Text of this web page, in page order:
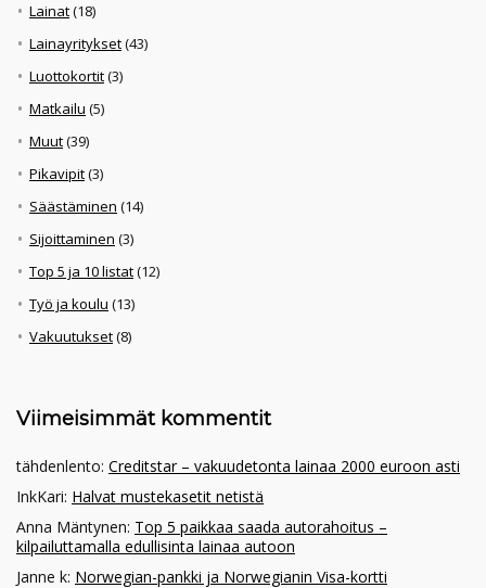
Lainat(18)
Lainayritykset(43)
Luottokortit(3)
Matkailu (5)
Muut(39)
Pikavipit(3)
Säästäminen (14)
Sijoittaminen (3)
Top 5 ja 10 listat(12)
Työ ja koulu (13)
Vakuutukset(8)
Viimeisimmät kommentit
tähdenlento: Creditstar – vakuudetonta lainaa 2000 euroon asti
InkKari: Halvat mustekasetit netistä
Anna Mäntynen: Top 5 paikkaa saada autorahoitus –
kilpailuttamalla edullisinta lainaa autoon
Janne k: Norwegian-pankki ja Norwegianin Visa-kortti